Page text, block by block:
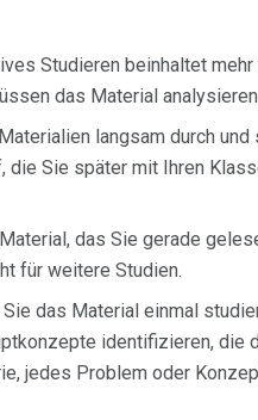
Studieren beinhaltet
das Material
langsam durch
die Sie später mit Ihren
das Sie gerade
für weitere Studien.
Sie das Material einmal
identifizieren, die
jedes Problem oder